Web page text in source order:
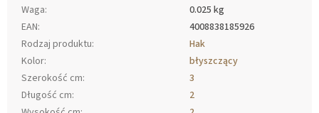
Waga:
0.025 kg
EAN:
4008838185926
Rodzaj produktu:
Hak
Kolor:
błyszczący
Szerokość cm:
3
Długość cm:
2